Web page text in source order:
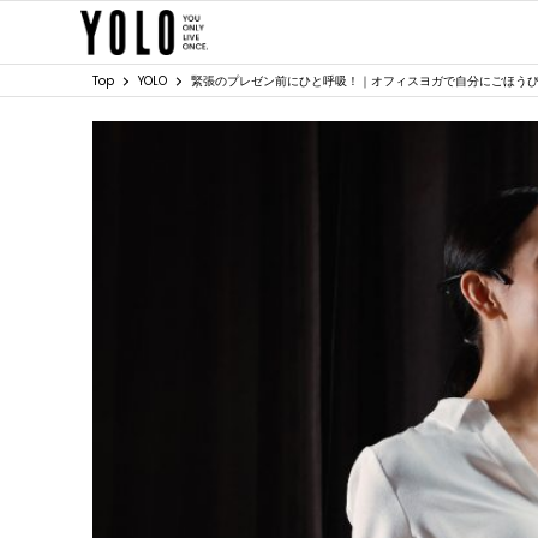
Top YOLO 緊張のプレゼン前にひと呼吸！｜オフィスヨガで自分にごほうび